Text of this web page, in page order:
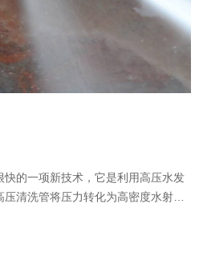
的一项新技术，它是利用高压水发
清洗管将压力转化为高密度水射
、切割、破